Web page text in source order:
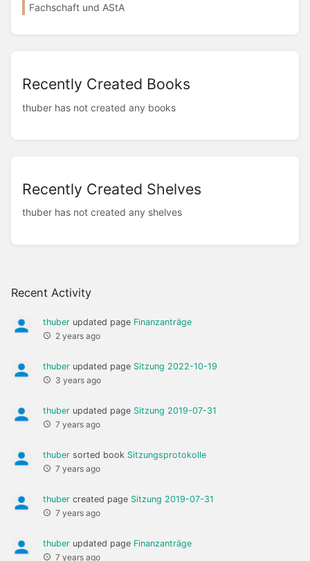
Recent Activity
thuber updated page Finanzanträge
2 years ago
thuber updated page Sitzung 2022-10-19
3 years ago
thuber updated page Sitzung 2019-07-31
7 years ago
thuber sorted book Sitzungsprotokolle
7 years ago
thuber created page Sitzung 2019-07-31
7 years ago
thuber updated page Finanzanträge
7 years ago
Fachschaft und AStA
Recently Created Books
thuber has not created any books
Recently Created Shelves
thuber has not created any shelves